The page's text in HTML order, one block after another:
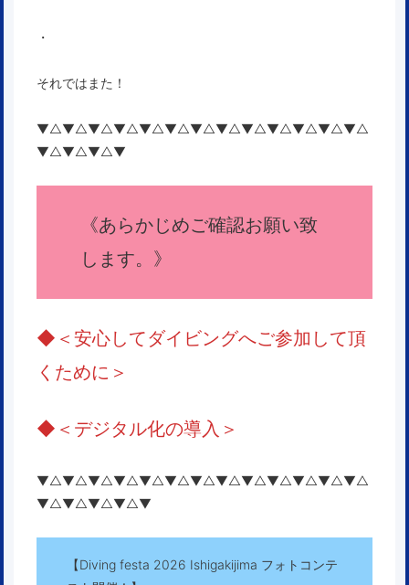
・
それではまた！
▼△▼△▼△▼△▼△▼△▼△▼△▼△▼△▼△▼△▼△
▼△▼△▼△▼
《あらかじめご確認お願い致
します。 》
◆ ＜安心してダイビングへご参加して頂
くために＞
◆＜ デジタル化の導入 ＞
▼△▼△▼△▼△▼△▼△▼△▼△▼△▼△▼△▼△▼△
▼△▼△▼△▼△▼
【Diving festa 2026 Ishigakijima フォトコンテ